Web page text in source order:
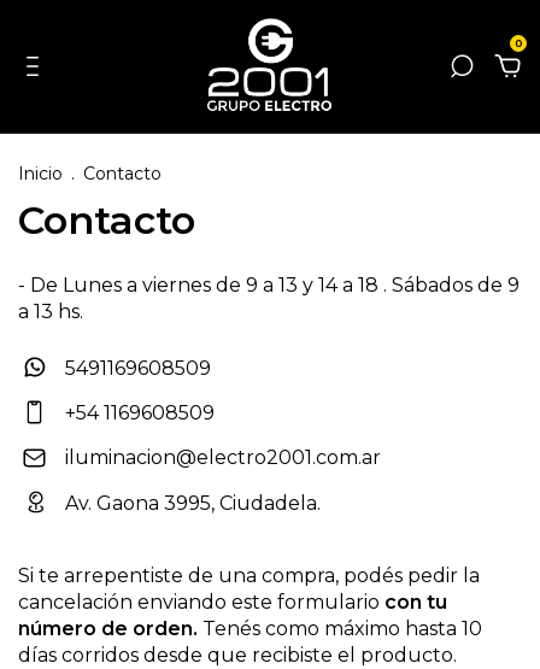
0
Inicio . Contacto
Contacto
- De Lunes a viernes de 9 a 13 y 14 a 18 . Sábados de 9
a 13 hs.
5491169608509
+54 1169608509
iluminacion@electro2001.com.ar
Av. Gaona 3995, Ciudadela.
Si te arrepentiste de una compra, podés pedir la
cancelación enviando este formulario con tu
número de orden. Tenés como máximo hasta 10
días corridos desde que recibiste el producto.